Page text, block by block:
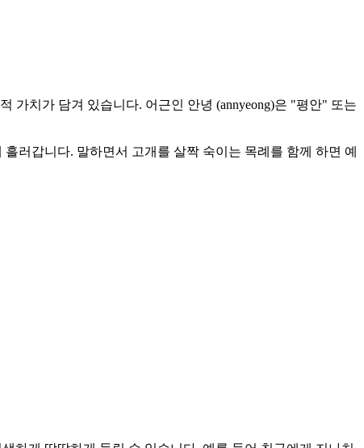
가치가 담겨 있습니다. 어근인 안녕 (annyeong)은 "평안" 또는
러갑니다. 말하면서 고개를 살짝 숙이는 목례를 함께 하면 예